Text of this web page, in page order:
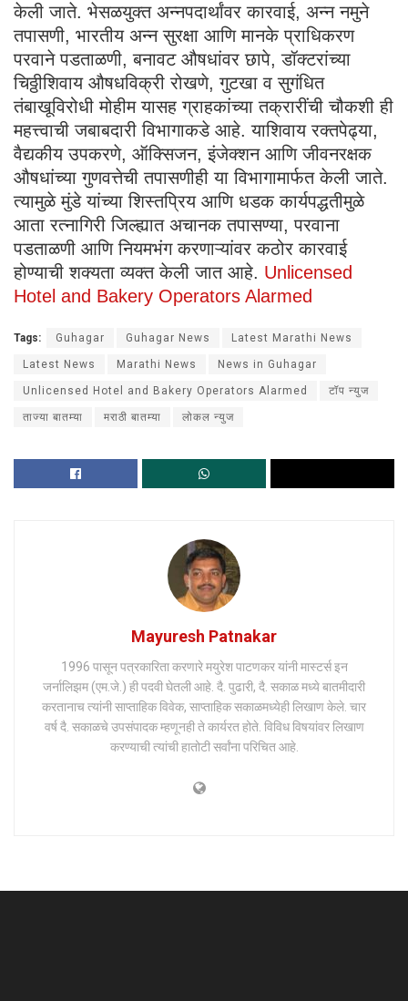
केली जाते. भेसळयुक्त अन्नपदार्थांवर कारवाई, अन्न नमुने
तपासणी, भारतीय अन्न सुरक्षा आणि मानके प्राधिकरण
परवाने पडताळणी, बनावट औषधांवर छापे, डॉक्टरांच्या
चिठ्ठीशिवाय औषधविक्री रोखणे, गुटखा व सुगंधित
तंबाखूविरोधी मोहीम यासह ग्राहकांच्या तक्रारींची चौकशी ही
महत्त्वाची जबाबदारी विभागाकडे आहे. याशिवाय रक्तपेढ्या,
वैद्यकीय उपकरणे, ऑक्सिजन, इंजेक्शन आणि जीवनरक्षक
औषधांच्या गुणवत्तेची तपासणीही या विभागामार्फत केली जाते.
त्यामुळे मुंडे यांच्या शिस्तप्रिय आणि धडक कार्यपद्धतीमुळे
आता रत्नागिरी जिल्ह्यात अचानक तपासण्या, परवाना
पडताळणी आणि नियमभंग करणाऱ्यांवर कठोर कारवाई
होण्याची शक्यता व्यक्त केली जात आहे. Unlicensed
Hotel and Bakery Operators Alarmed
Tags: Guhagar Guhagar News Latest Marathi News
Latest News Marathi News News in Guhagar
Unlicensed Hotel and Bakery Operators Alarmed टॉप न्युज
ताज्या बातम्या मराठी बातम्या लोकल न्युज
Mayuresh Patnakar
1996 पासून पत्रकारिता करणारे मयुरेश पाटणकर यांनी मास्टर्स इन
जर्नालिझम (एम.जे.) ही पदवी घेतली आहे. दै. पुढारी, दै. सकाळ मध्ये बातमीदारी
करतानाच त्यांनी साप्ताहिक विवेक, साप्ताहिक सकाळमध्येही लिखाण केले. चार
वर्ष दै. सकाळचे उपसंपादक म्हणूनही ते कार्यरत होते. विविध विषयांवर लिखाण
करण्याची त्यांची हातोटी सर्वांना परिचित आहे.